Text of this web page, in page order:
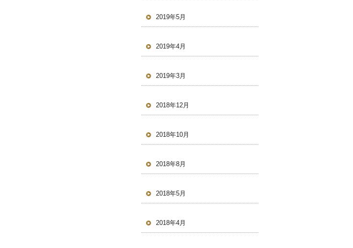
2019年5月
2019年4月
2019年3月
2018年12月
2018年10月
2018年8月
2018年5月
2018年4月